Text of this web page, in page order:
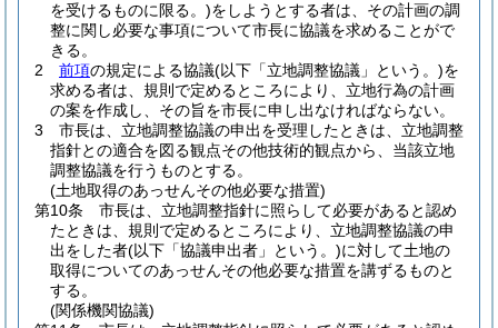
を受けるものに限る。)をしようとする者は、その計画の調
整に関し必要な事項について市長に協議を求めることがで
きる。
2
前項の規定による協議(以下「立地調整協議」という。)を
求める者は、規則で定めるところにより、立地行為の計画
の案を作成し、その旨を市長に申し出なければならない。
3
市長は、立地調整協議の申出を受理したときは、立地調整
指針との適合を図る観点その他技術的観点から、当該立地
調整協議を行うものとする。
(土地取得のあっせんその他必要な措置)
第10条
市長は、立地調整指針に照らして必要があると認め
たときは、規則で定めるところにより、立地調整協議の申
出をした者(以下「協議申出者」という。)に対して土地の
取得についてのあっせんその他必要な措置を講ずるものと
する。
(関係機関協議)